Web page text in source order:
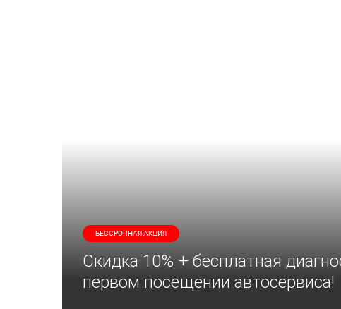
БЕССРОЧНАЯ АКЦИЯ
Скидка 10% + бесплатная
первом посещении автосервиса!